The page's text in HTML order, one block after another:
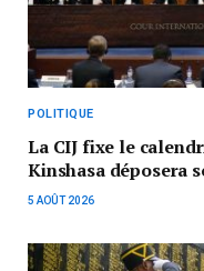
POLITIQUE
La CIJ fixe le
Kinshasa déposera
5 AOÛT 2026